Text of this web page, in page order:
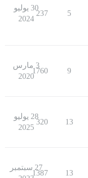
5
237
30 يوليو
2024
9
1760
3 مارس
2020
13
320
28 يوليو
2025
13
1387
27 سبتمبر